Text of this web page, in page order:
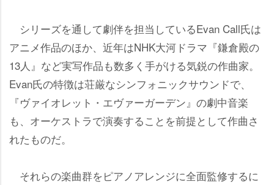
シリーズを通して劇伴を担当しているEvan Call氏は
アニメ作品のほか、近年はNHK大河ドラマ『鎌倉殿の
13人』など実写作品も数多く手がける気鋭の作曲家。
Evan氏の特徴は荘厳なシンフォニックサウンドで、
『ヴァイオレット・エヴァーガーデン』の劇中音楽
も、オーケストラで演奏することを前提として作曲さ
れたものだ。
それらの楽曲群をピアノアレンジに全面監修するに